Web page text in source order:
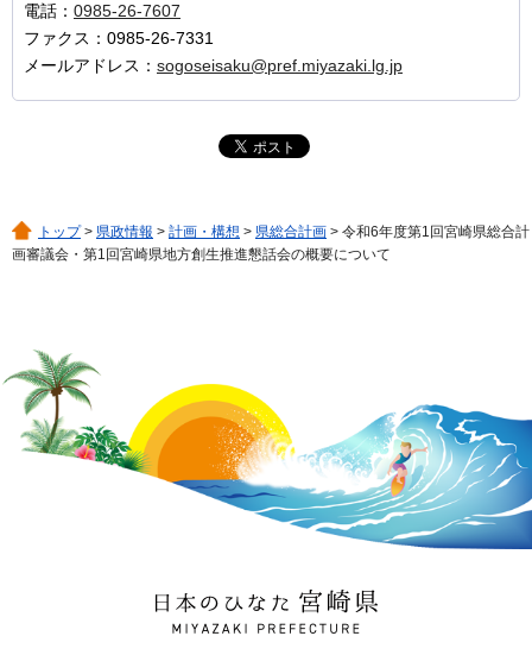
電話： 0985-26-7607
ファクス：0985-26-7331
メールアドレス： sogoseisaku@pref.miyazaki.lg.jp
トップ> 県政情報 > 計画・構想 > 県総合計画 > 令和6年度第1回宮崎県総合計
画審議会・第1回宮崎県地方創生推進懇話会の概要について
日本のひなた 宮崎県
MIYAZAKI PREFECTURE